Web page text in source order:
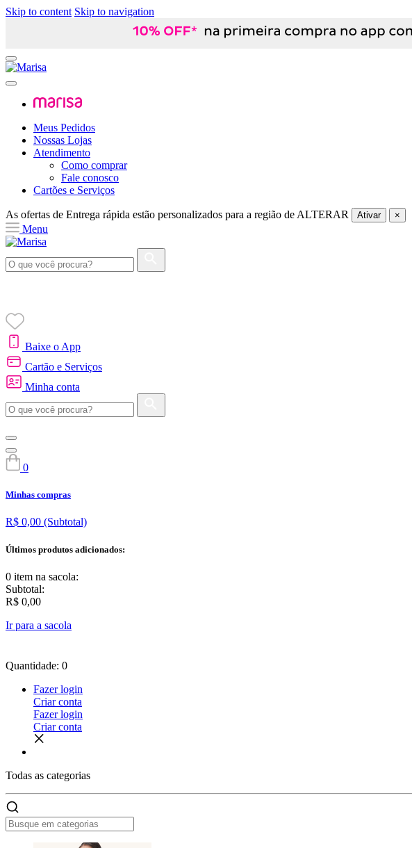
Skip to content Skip to navigation
Meus Pedidos
Nossas Lojas
Atendimento
Como comprar
Fale conosco
Cartões e Serviços
As ofertas de Entrega rápida estão personalizados para a região de ALTERAR Ativar ×
Menu
Baixe o App
Cartão e Serviços
Minha conta
0
Minhas compras
R$ 0,00 (Subtotal)
Últimos produtos adicionados:
0 item na sacola:
Subtotal:
R$ 0,00
Ir para a sacola
Quantidade: 0
Fazer login
Criar conta
Fazer login
Criar conta
Todas as categorias